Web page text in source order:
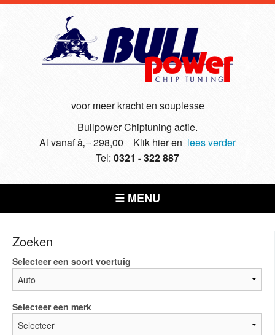
voor meer kracht en souplesse
Bullpower Chiptuning actie.
Al vanaf â‚¬ 298,00 Klik hier en lees verder
Tel: 0321 - 322 887
☰ MENU
Zoeken
Selecteer een soort voertuig
Selecteer een merk